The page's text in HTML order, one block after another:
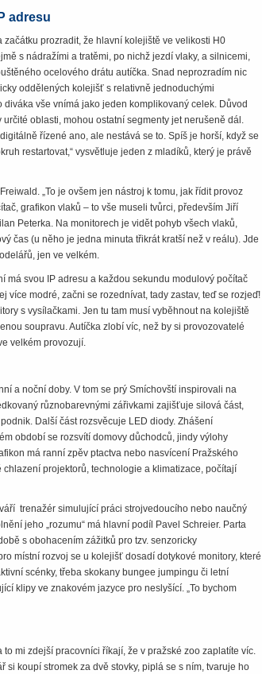
adresu
začátku prozradit, že hlavní kolejiště ve velikosti H0
s nádražími a tratěmi, po nichž jezdí vlaky, a silnicemi,
ocelového drátu autíčka. Snad neprozradím nic
oddělených kolejišť s relativně jednoduchými
vše vnímá jako jeden komplikovaný celek. Důvod
oblasti, mohou ostatní segmenty jet nerušeně dál.
řízené ano, ale nestává se to. Spíš je horší, když se
restartovat,“ vysvětluje jeden z mladíků, který je právě
„To je ovšem jen nástroj k tomu, jak řídit provoz
grafikon vlaků – to vše museli tvůrci, především Jiří
Peterka. Na monitorech je vidět pohyb všech vlaků,
čas (u něho je jedna minuta třikrát kratší než v reálu). Jde
jen ve velkém.
má svou IP adresu a každou sekundu modulový počítač
více modré, začni se rozednívat, tady zastav, teď se rozjeď!
s vysílačkami. Jen tu tam musí vyběhnout na kolejiště
soupravu. Autíčka zlobí víc, než by si provozovatelé
velkém provozují.
a noční doby. V tom se prý Smíchovští inspirovali na
různobarevnými zářivkami zajišťuje silová část,
Další část rozsvěcuje LED diody. Zhášení
období se rozsvítí domovy důchodců, jindy výlohy
má ranní zpěv ptactva nebo nasvícení Pražského
projektorů, technologie a klimatizace, počítají
trenažér simulující práci strojvedoucího nebo naučný
jeho „rozumu“ má hlavní podíl Pavel Schreier. Parta
s obohacením zážitků pro tzv. senzoricky
místní rozvoj se u kolejišť dosadí dotykové monitory, které
scénky, třeba skokany bungee jumpingu či letní
klipy ve znakovém jazyce pro neslyšící. „To bychom
mi zdejší pracovníci říkají, že v pražské zoo zaplatíte víc.
si koupí stromek za dvě stovky, piplá se s ním, tvaruje ho